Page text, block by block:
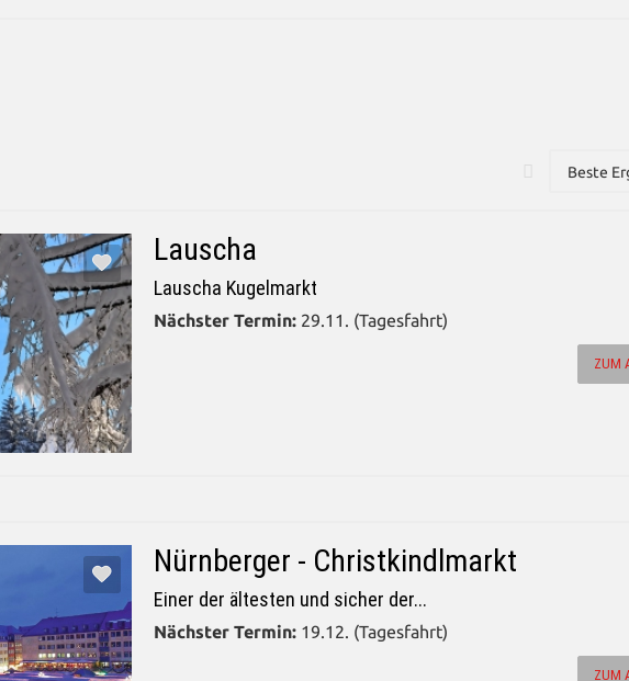
Lauscha
Lauscha Kugelmarkt
Nächster Termin: 29.11. (Tagesfahrt)
ZUM
Nürnberger - Christkindlmarkt
Einer der ältesten und sicher der...
Nächster Termin: 19.12. (Tagesfahrt)
ZUM